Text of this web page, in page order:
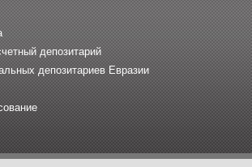
депозитарий
депозитариев Евразии